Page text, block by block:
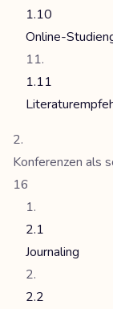
1.10
Online-
1.11
Konferenzen als
16
2.1
Journaling
2.2